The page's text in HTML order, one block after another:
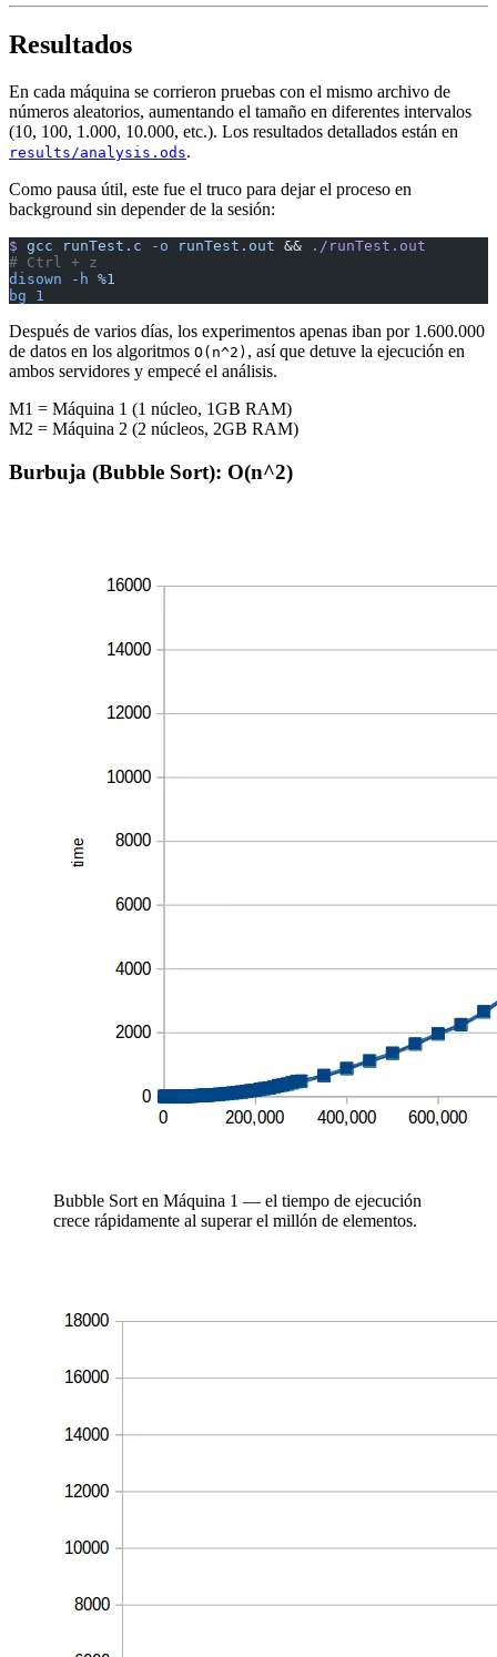
Resultados
En cada máquina se corrieron pruebas con el mismo archivo de
números aleatorios, aumentando el tamaño en diferentes intervalos
(10, 100, 1.000, 10.000, etc.). Los resultados detallados están en
results/analysis.ods.
Como pausa útil, este fue el truco para dejar el proceso en
background sin depender de la sesión:
$ gcc runTest.c -o runTest.out &&
./runTest.out
# Ctrl + z
disown -h %1
bg 1
Después de varios días, los experimentos apenas iban por 1.600.000
de datos en los algoritmos O(n^2) , así que detuve la ejecución en
ambos servidores y empecé el análisis.
M1 = Máquina 1 (1 núcleo, 1GB RAM)
M2 = Máquina 2 (2 núcleos, 2GB RAM)
Burbuja (Bubble Sort): O(n^2)
Bubble Sort en Máquina 1 — el tiempo de ejecución
crece rápidamente al superar el millón de elementos.